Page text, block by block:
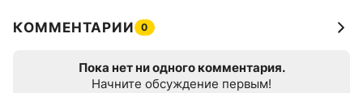
КОММЕНТАРИИ 0
Пока нет ни одного комментария.
Начните обсуждение первым!